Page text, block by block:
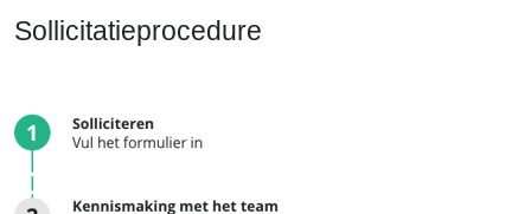
Sollicitatieprocedure